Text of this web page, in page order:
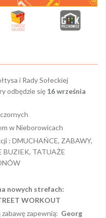
i Rady Sołeckiej
odbędzie się 16września
w Nieborowicach
: DMUCHAŃCE, ZABAWY,
BUZIEK, TATUAŻE
nowych strefach:
WORKOUT
zapewnią: Georg